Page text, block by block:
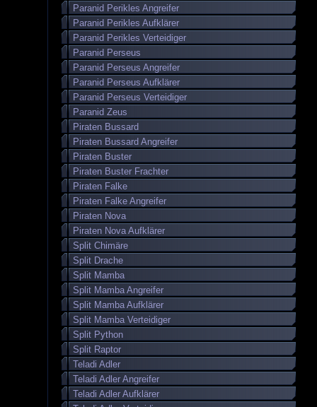
Paranid Perikles Angreifer
Paranid Perikles Aufklärer
Paranid Perikles Verteidiger
Paranid Perseus
Paranid Perseus Angreifer
Paranid Perseus Aufklärer
Paranid Perseus Verteidiger
Paranid Zeus
Piraten Bussard
Piraten Bussard Angreifer
Piraten Buster
Piraten Buster Frachter
Piraten Falke
Piraten Falke Angreifer
Piraten Nova
Piraten Nova Aufklärer
Split Chimäre
Split Drache
Split Mamba
Split Mamba Angreifer
Split Mamba Aufklärer
Split Mamba Verteidiger
Split Python
Split Raptor
Teladi Adler
Teladi Adler Angreifer
Teladi Adler Aufklärer